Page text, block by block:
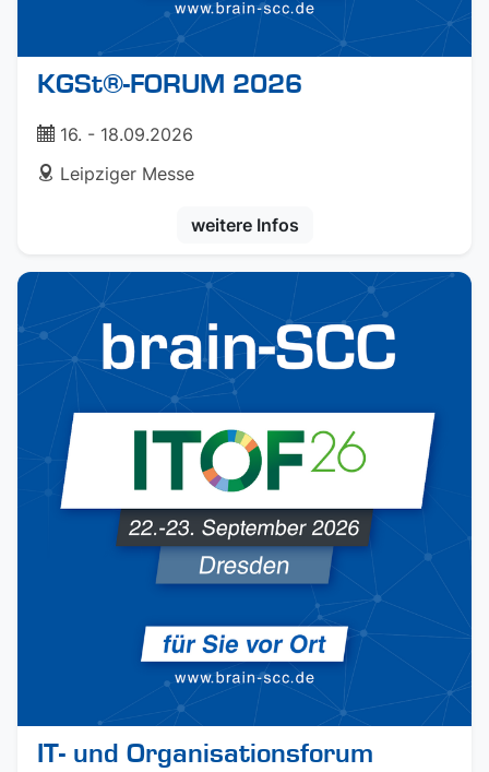
KGSt®-FORUM 2026
ticket16. - 18.09.2026
addressLeipziger Messe
weitere Infos
IT- und Organisationsforum